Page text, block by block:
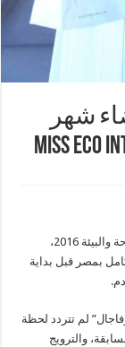
شهر
تستعد نتاليا كارفاجال، الفائزة بملكة جمال العالم للسياحة والبيئة 2016،
بمصر قبل بداية
لم تتردد لحظة
والترويج